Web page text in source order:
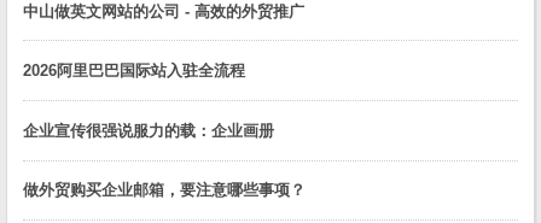
中山做英文网站的公司 - 高效的外贸推广
2026阿里巴巴国际站入驻全流程
企业宣传很强说服力的载：企业画册
做外贸购买企业邮箱，要注意哪些事项？